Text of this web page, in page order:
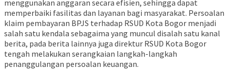
menggunakan anggaran secara efisien, sehingga dapat
memperbaiki fasilitas dan layanan bagi masyarakat. Persoalan
klaim pembayaran BPJS terhadap RSUD Kota Bogor menjadi
salah satu kendala sebagaima yang muncul disalah satu kanal
berita, pada berita lainnya juga direktur RSUD Kota Bogor
tengah melakukan serangkaian langkah-langkah
penanggulangan persoalan keuangan.